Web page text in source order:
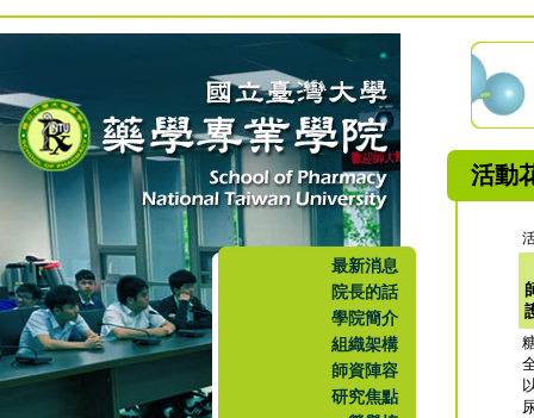
最新消息
院長的話
學院簡介
組織架構
師資陣容
研究焦點
活動